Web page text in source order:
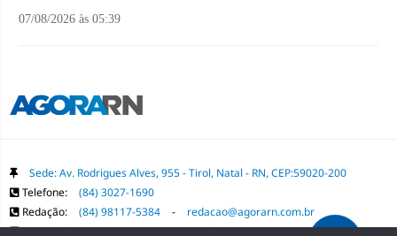
07/08/2026 às 05:39
Sede: Av. Rodrigues Alves, 955 - Tirol, Natal - RN, CEP:59020-200
Telefone:
(84) 3027-1690
Redação:
(84) 98117-5384 -
redacao@agorarn.com.br
Comercial: (84) 98117-1718 - publica@agorarn.com.br